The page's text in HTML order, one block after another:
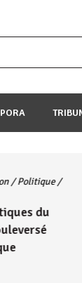
/Politique/
du